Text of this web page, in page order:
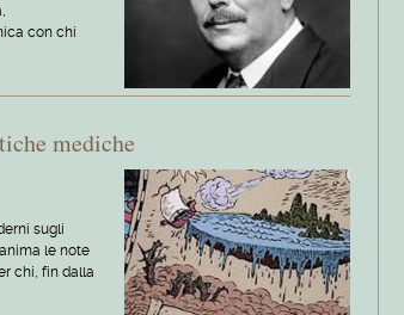
con chi
mediche
sugli
le note
chi, fin dalla